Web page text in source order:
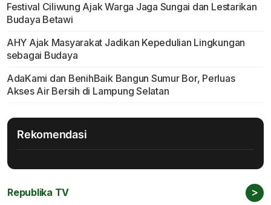
Festival Ciliwung Ajak Warga Jaga Sungai dan Lestarikan
Budaya Betawi
AHY Ajak Masyarakat Jadikan Kepedulian Lingkungan
sebagai Budaya
AdaKami dan BenihBaik Bangun Sumur Bor, Perluas
Akses Air Bersih di Lampung Selatan
Rekomendasi
Republika TV >